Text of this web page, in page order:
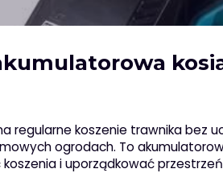
regularne koszenie trawnika bez
ogrodach. To
i uporządkować